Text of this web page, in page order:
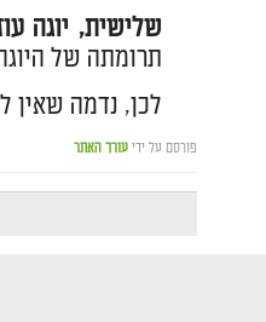
שלישית, יוגה
תרומתה של
לכן, נדמה שאין
פורסם על ידי עורך האתר